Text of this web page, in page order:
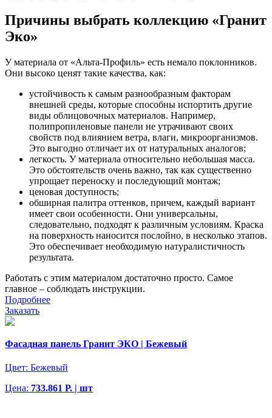
Причины выбрать коллекцию «Гранит
Эко»
У материала от «Альта-Профиль» есть немало поклонников.
Они высоко ценят такие качества, как:
устойчивость к самым разнообразным факторам
внешней среды, которые способны испортить другие
виды облицовочных материалов. Например,
полипропиленовые панели не утрачивают своих
свойств под влиянием ветра, влаги, микроорганизмов.
Это выгодно отличает их от натуральных аналогов;
легкость. У материала относительно небольшая масса.
Это обстоятельств очень важно, так как существенно
упрощает переноску и последующий монтаж;
ценовая доступность;
обширная палитра оттенков, причем, каждый вариант
имеет свои особенности. Они универсальны,
следовательно, подходят к различным условиям. Краска
на поверхность наносится послойно, в несколько этапов.
Это обеспечивает необходимую натуралистичность
результата.
Работать с этим материалом достаточно просто. Самое
главное – соблюдать инструкции.
Подробнее
Заказать
Фасадная панель Гранит ЭКО | Бежевый
Цвет: Бежевый
Цена: 733.861 Р. | шт